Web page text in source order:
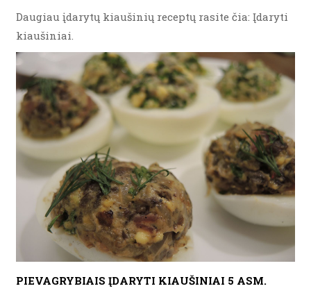
Daugiau įdarytų kiaušinių receptų rasite čia: Įdaryti
kiaušiniai.
PIEVAGRYBIAIS ĮDARYTI KIAUŠINIAI 5 ASM.